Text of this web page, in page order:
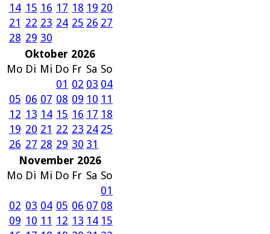
14 15 16 17 18 19 20
21 22 23 24 25 26 27
28 29 30
Oktober 2026
Mo Di Mi Do Fr Sa So
01 02 03 04
05 06 07 08 09 10 11
12 13 14 15 16 17 18
19 20 21 22 23 24 25
26 27 28 29 30 31
November 2026
Mo Di Mi Do Fr Sa So
01
02 03 04 05 06 07 08
09 10 11 12 13 14 15